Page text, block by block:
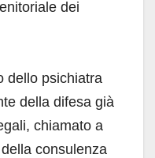
dei
dello psichiatra
della difesa già
chiamato a
consulenza